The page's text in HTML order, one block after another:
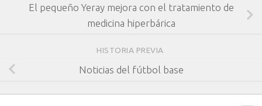
El pequeño Yeray mejora con el tratamiento de
medicina hiperbárica
HISTORIA PREVIA
Noticias del fútbol base